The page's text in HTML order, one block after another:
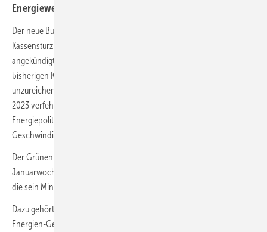
Energiewende
Der neue Bundeswirtschaftsminister Robert Habeck hat einen
Kassensturz beim Klimaschutz vorgelegt und Sofortmaßnahmen
angekündigt.
bisherigen Klimaschutzmaßnahmen sind in allen Sektoren
unzureichend. Es ist absehbar, dass die Klimaziele der Jahre 2022 und
2023 verfehlt werden“, sagte der Minister mit Zuständigkeit auch für
Energiepolitik und Klimaschutz. Deutschland müsse die
Geschwindigkeit beim Abbau von Emissionen verdreifachen.
Der Grünenpolitiker legte bei seinem Auftritt in der zweiten
Januarwoche auch gleich einen Katalog mit Sofortmaßnahmen vor,
die sein Ministerium zu Regelungen und Vorhaben ausarbeiten soll:
Dazu gehört die Novelle des erst 2021 reformierten Erneuerbare-
Energien-Gesetzes (EEG). Sie soll die Ausschreibungsmengen für